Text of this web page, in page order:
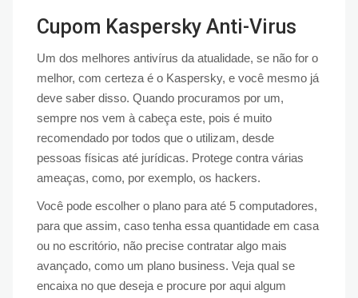
Cupom Kaspersky Anti-Virus
Um dos melhores antivírus da atualidade, se não for o
melhor, com certeza é o Kaspersky, e você mesmo já
deve saber disso. Quando procuramos por um,
sempre nos vem à cabeça este, pois é muito
recomendado por todos que o utilizam, desde
pessoas físicas até jurídicas. Protege contra várias
ameaças, como, por exemplo, os hackers.
Você pode escolher o plano para até 5 computadores,
para que assim, caso tenha essa quantidade em casa
ou no escritório, não precise contratar algo mais
avançado, como um plano business. Veja qual se
encaixa no que deseja e procure por aqui algum